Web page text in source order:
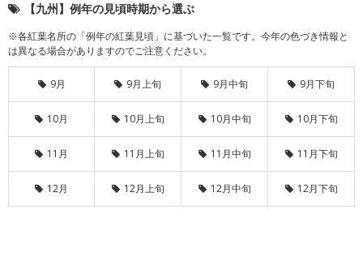
【九州】例年の見頃時期から選ぶ
※各紅葉名所の「例年の紅葉見頃」に基づいた一覧です。今年の色づき情報と
は異なる場合がありますのでご注意ください。
9月 9月上旬 9月中旬 9月下旬
10月 10月上旬 10月中旬 10月下旬
11月 11月上旬 11月中旬 11月下旬
12月 12月上旬 12月中旬 12月下旬